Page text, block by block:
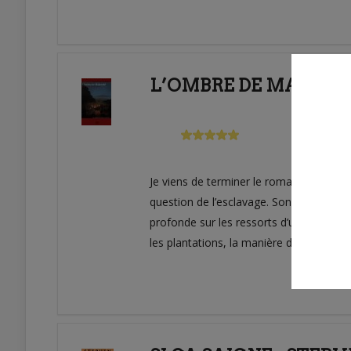
L’OMBRE DE
Je viens de terminer le roman de
question de l’esclavage. Son roman
profonde sur les ressorts d’une telle
les plantations, la manière dont sont